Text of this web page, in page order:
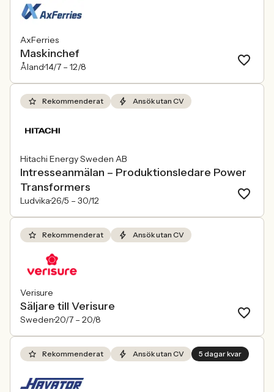
AxFerries
Maskinchef
Åland14/7 – 12/8
Rekommenderat Ansök utan CV
Hitachi Energy Sweden AB
Intresseanmälan – Produktionsledare Power
Transformers
Ludvika26/5 – 30/12
Rekommenderat Ansök utan CV
Verisure
Säljare till Verisure
Sweden20/7 – 20/8
Rekommenderat Ansök utan CV 5 dagar kvar